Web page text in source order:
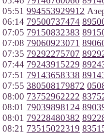
05:51 994553929912
06:14 79500737474
07:05 79150832383
07:08 79060923071
07:35 79292275707
07:44 79243915229
07:51 79143658338
07:55 380508179872
08:00 73752962222
08:01 79039898124
08:01 79228480382
08:21 73515022319